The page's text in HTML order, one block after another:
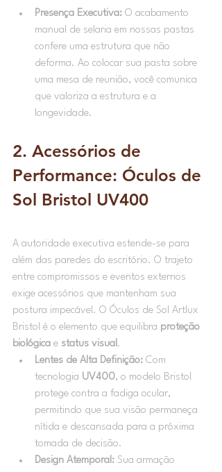
Presença Executiva: O acabamento
manual de selaria em nossas pastas
confere uma estrutura que não
deforma. Ao colocar sua pasta sobre
uma mesa de reunião, você comunica
que valoriza a estrutura e a
longevidade.
2. Acessórios de
Performance: Óculos de
Sol Bristol UV400
A autoridade executiva estende-se para
além das paredes do escritório. O trajeto
entre compromissos e eventos externos
exige acessórios que mantenham sua
postura impecável. O Óculos de Sol Artlux
Bristol é o elemento que equilibra proteção
biológica e status visual.
Lentes de Alta Definição: Com
tecnologia UV400, o modelo Bristol
protege contra a fadiga ocular,
permitindo que sua visão permaneça
nítida e descansada para a próxima
tomada de decisão.
Design Atemporal: Sua armação